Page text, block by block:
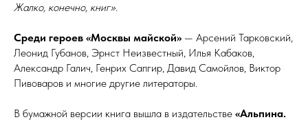
Жалко, конечно, книг».
Среди героев «Москвы майской» — Арсений Тарковский,
Леонид Губанов, Эрнст Неизвестный, Илья Кабаков,
Александр Галич, Генрих Сапгир, Давид Самойлов, Виктор
Пивоваров и многие другие литераторы.
В бумажной версии книга вышла в издательстве «Альпина.